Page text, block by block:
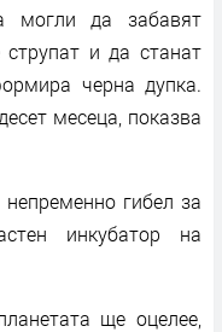
могли да забавят
и да станат
черна дупка.
месеца, показва
гибел за
инкубатор на
ще оцелее,